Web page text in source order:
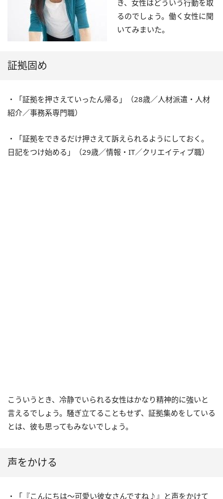
き、女性はどういう行動を取
るのでしょう。働く女性に聞
いてみまいた。
証拠固め
・「証拠を押さえていったん帰る」（28歳／人材派遣・人材
紹介／事務系専門職）
・「証拠をできるだけ押さえて訴えられるようにしておく。
日記をつけ始める」（29歳／情報・IT／クリエイティブ職）
こういうとき、冷静でいられる女性はかなり精神的に強いと
言えるでしょう。騒ぎ立てることもせず、証拠集めをしている
とは、彼も思ってもみないでしょう。
声をかける
・「『こんにちは～可愛い彼女さんですね♪』と声をかけて